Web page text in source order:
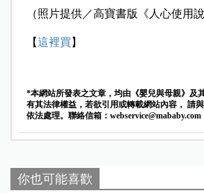
（照片提供／高寶書版《人心使用
【這裡買 】
*本網站所發表之文章，均由《嬰兒與母親》及
有其法律權益，若欲引用或轉載網站內容， 請
依法處理。聯絡信箱： webservice@mababy.com
你也可能喜歡